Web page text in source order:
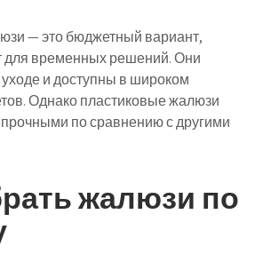
— это бюджетный вариант,
для временных решений. Они
и доступны в широком
Однако пластиковые жалюзи
по сравнению с другими
жалюзи по